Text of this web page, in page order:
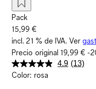
Pack
15,99 €
incl. 21 % de IVA. Ver
Precio original19,99 €-
4.9 Lea
(13)
Color: rosa